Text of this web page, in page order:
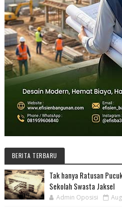
BERITA TERBARU
Tak hanya Ratusan
Sekolah Swasta Jaksel
Admin Oposisi